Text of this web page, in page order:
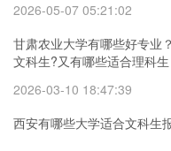
2026-05-07 05:21:02
甘肃农业大学有哪些好专业
文科生?又有哪些适合理科生
2026-03-10 18:47:39
西安有哪些大学适合文科生